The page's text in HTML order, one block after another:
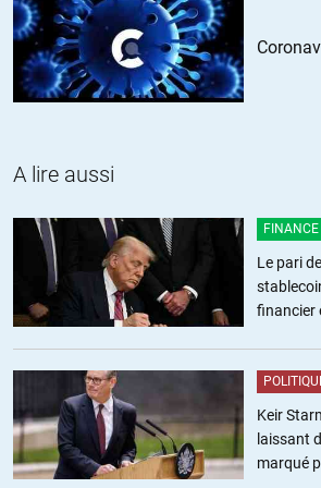
À voir sur Arte le doc Les ministres du chaos…
rassurant !
+8 ALERTER
A lire aussi
FINANCE
Le pari
financier
Keir
laissant
marqué